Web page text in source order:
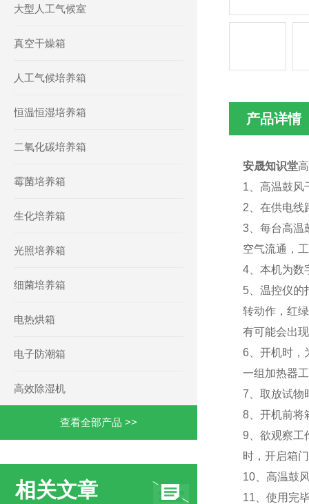
大型人工气候室
真空干燥箱
人工气候培养箱
恒温恒湿培养箱
二氧化碳培养箱
霉菌培养箱
生化培养箱
光照培养箱
细菌培养箱
电热烘箱
电子防潮箱
高效除湿机
查看全部产品 >>
相关文章
产品详情
安晟知识堂
1、高温鼓风
2、在供电线
3、每台高温
空气流通，
4、本机为数
5、温控仪的
转动作，红
有可能会出
6、开机时，
一组加热器
7、取放试物
8、开机前将
9、欲观察工
时，开启箱
10、高温鼓
11、使用完